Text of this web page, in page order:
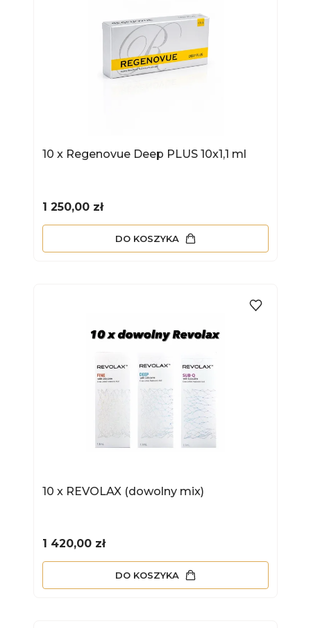
10 x Regenovue Deep PLUS 10x1,1 ml
Cena
1 250,00 zł
DO KOSZYKA
10 x REVOLAX (dowolny mix)
Cena
1 420,00 zł
DO KOSZYKA